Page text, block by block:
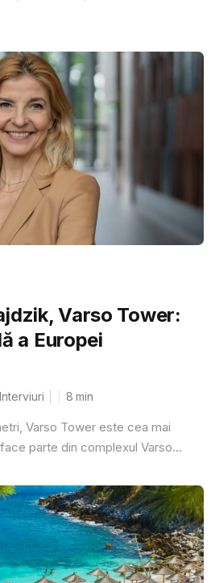
Varso Tower:
a Europei
Interviuri 8 min
Varso Tower este cea mai
parte din complexul Varso...